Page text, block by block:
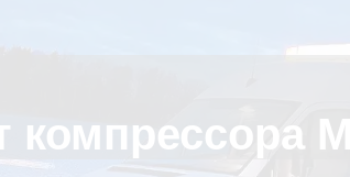
компрессора